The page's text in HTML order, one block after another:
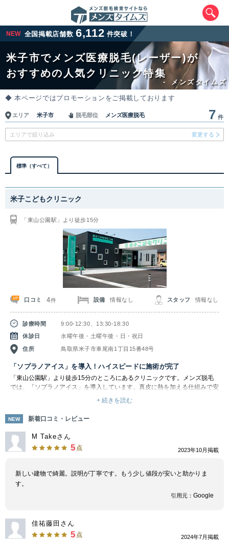
NEW 全国掲載店舗数 6,112 件突破！
米子市でメンズ医療脱毛(レーザー)が
おすすめの人気クリニック特集
- メンズタイムズ
◆ 本ページではプロモーションをご掲載しております
エリア 米子市 脱毛部位 メンズ医療脱毛 7 件
エリアで絞り込み 変更する
標準（すべて）
米子こどもクリニック
「東山公園駅」より徒歩15分
口コミ 4件 設備 情報なし スタッフ 情報なし
診療時間
9:00-12:30、13:30-18:30
休診日
水曜午後・土曜午後・日・祝日
住所 鳥取県米子市車尾南1丁目15番48号
「ソプラノアイス」を導入！ハイスピードに施術が完了
「東山公園駅」より徒歩15分のところにあるクリニックです。メンズ脱毛
では、「ソプラノアイス」を導入しています。真皮に熱を加える仕組みで安
全に優しく、周囲の皮膚を障害することなく毛包を破壊し毛の再生を防ぎま
す。ポイントは、レーザーのプローブを肌の上を滑らすように動かしながら
照射する「モーションテクニック」です。これにより打ちもれを無くし、ホ
ットストーンマッサージを受けているかのような心地良い温かさを感じなが
ら施術が受けられます。
さらにソプラノアイスは全ての肌色・スキンタイプの方に対応できるレーザ
ーです。痛みがないため、痛みに弱い方・お子様にもおすすめです。ハイス
います。今までは脱毛が難しかった部位、うぶ毛や色の薄い毛にも効果的に
+ 続きを読む
NEW 新着口コミ・レビュー
M Takeさん
5 点 2023年10月掲載
新しい建物で綺麗。説明が丁寧です。もう少し値段が安いと助かりま
す。
引用元： Google
佳祐藤田さん
5 点 2024年7月掲載
エリアから最寄りクリニックを探す
北海道・東北
栃木県 群馬県
東京都 神奈川県
中部
新潟県 富山県 石川県
愛知県
滋賀県
中国・四国
山口県 徳島県